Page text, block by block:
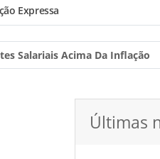
Expressa
Salariais Acima Da Inflação
Últimas